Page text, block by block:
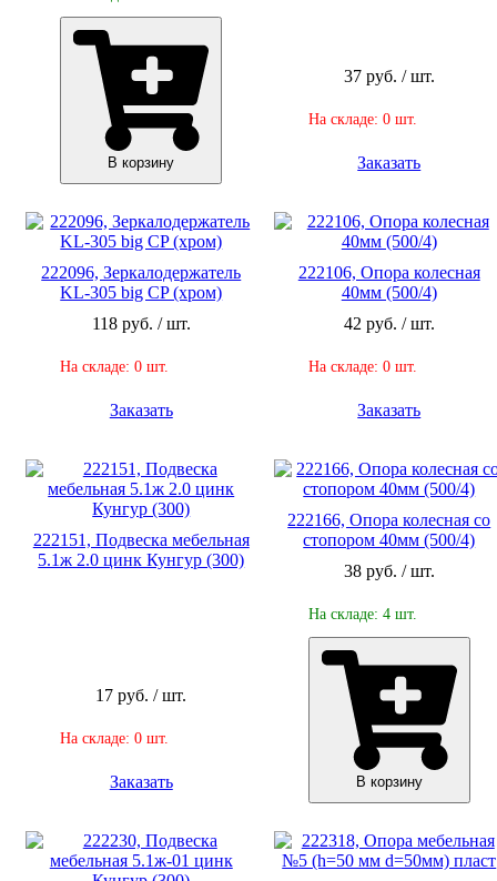
В корзину
37 руб. / шт.
На складе: 0 шт.
Заказать
222096, Зеркалодержатель
KL-305 big CP (хром)
118 руб. / шт.
На складе: 0 шт.
Заказать
222106, Опора колесная
40мм (500/4)
42 руб. / шт.
На складе: 0 шт.
Заказать
222151, Подвеска мебельная
5.1ж 2.0 цинк Кунгур (300)
17 руб. / шт.
На складе: 0 шт.
Заказать
222166, Опора колесная со
стопором 40мм (500/4)
38 руб. / шт.
На складе: 4 шт.
В корзину